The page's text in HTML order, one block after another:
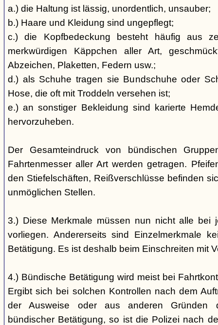
a.) die Haltung ist lässig, unordentlich, unsauber;
b.) Haare und Kleidung sind ungepflegt;
c.) die Kopfbedeckung besteht häufig aus
merkwürdigen Käppchen aller Art,
Abzeichen, Plaketten, Federn usw.;
d.) als Schuhe tragen sie Bundschuhe oder
Hose, die oft mit Troddeln versehen ist;
e.) an sonstiger Bekleidung sind karierte
hervorzuheben.
Der Gesamteindruck von bündischen
Fahrtenmesser aller Art werden getragen.
den Stiefelschäften, Reißverschlüsse befinden
unmöglichen Stellen.
3.) Diese Merkmale müssen nun nicht alle bei
vorliegen. Andererseits sind Einzelmerkmale
Betätigung. Es ist deshalb beim Einschreiten mit
4.) Bündische Betätigung wird meist bei
Ergibt sich bei solchen Kontrollen nach dem
der Ausweise oder aus anderen Gründen
bündischer Betätigung, so ist die Polizei nach